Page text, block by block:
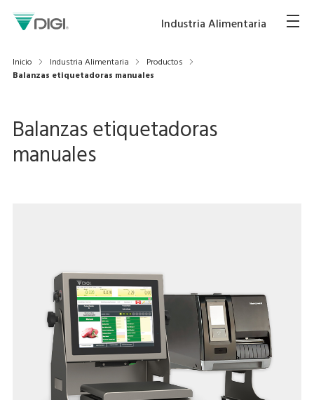
Industria Alimentaria
Inicio Industria Alimentaria
Productos
Balanzas etiquetadoras manuales
Balanzas etiquetadoras
manuales